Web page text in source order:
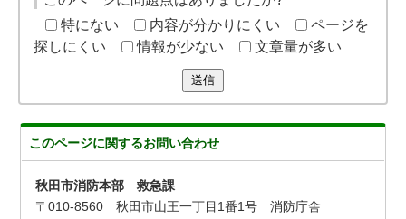
特にない
内容が分かりにくい
ページを
探しにくい
情報が少ない 文章量が多い
送信
このページに関するお問い合わせ
秋田市消防本部 救急課
〒010-8560 秋田市山王一丁目1番1号 消防庁舎